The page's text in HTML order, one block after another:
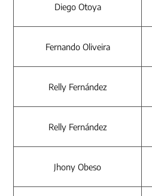
Diego Otoya
Fernando Oliveira
Relly Fernández
Relly Fernández
Jhony Obeso